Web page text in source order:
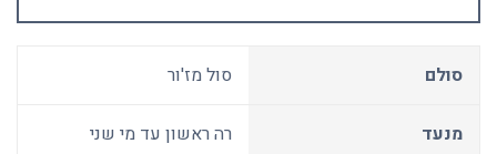
סולם סול מז'ור
מנעד רה ראשון עד מי שני